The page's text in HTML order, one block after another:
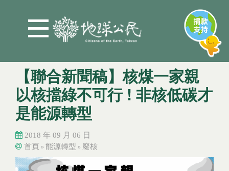
【聯合新聞稿】核煤一家親
以核擋綠不可行 ! 非核低碳才
是能源轉型
2018 年 09 月 06 日
您在這裡
首頁 » 能源轉型 » 廢核
您在這裡